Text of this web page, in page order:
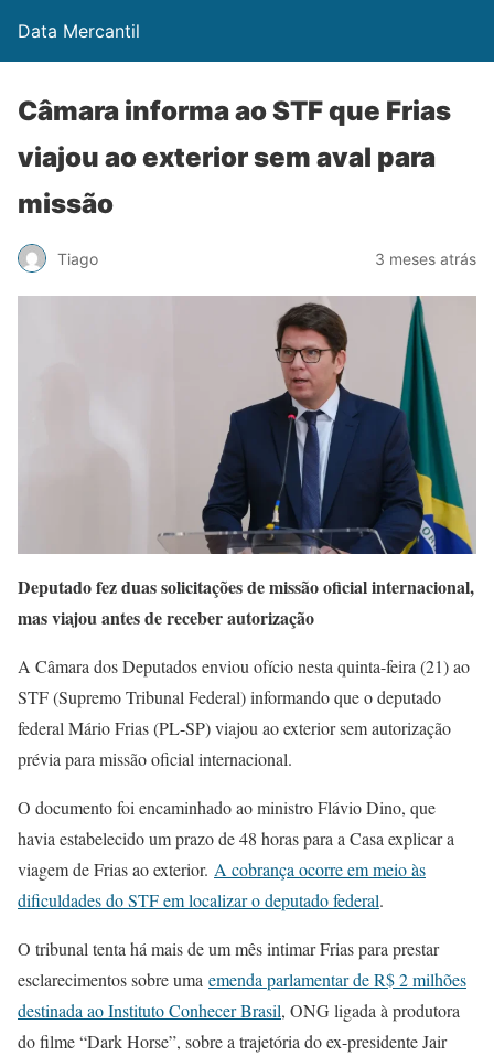
Data Mercantil
Câmara informa ao STF que Frias
viajou ao exterior sem aval para
missão
Tiago 3 meses atrás
Deputado fez duas solicitações de missão oficial internacional,
mas viajou antes de receber autorização
A Câmara dos Deputados enviou ofício nesta quinta-feira (21) ao
STF (Supremo Tribunal Federal) informando que o deputado
federal Mário Frias (PL-SP) viajou ao exterior sem autorização
prévia para missão oficial internacional.
O documento foi encaminhado ao ministro Flávio Dino, que
havia estabelecido um prazo de 48 horas para a Casa explicar a
viagem de Frias ao exterior. A cobrança ocorre em meio às
dificuldades do STF em localizar o deputado federal.
O tribunal tenta há mais de um mês intimar Frias para prestar
esclarecimentos sobre uma emenda parlamentar de R$ 2 milhões
destinada ao Instituto Conhecer Brasil, ONG ligada à produtora
do filme “Dark Horse”, sobre a trajetória do ex-presidente Jair